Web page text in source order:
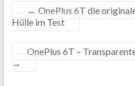
← OnePlus 6T die
Hülle im Test
OnePlus 6T –
→